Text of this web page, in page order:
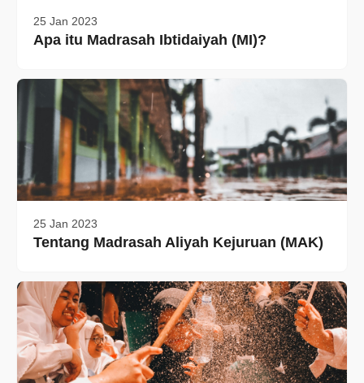
25 Jan 2023
Apa itu Madrasah Ibtidaiyah (MI)?
25 Jan 2023
Tentang Madrasah Aliyah Kejuruan (MAK)